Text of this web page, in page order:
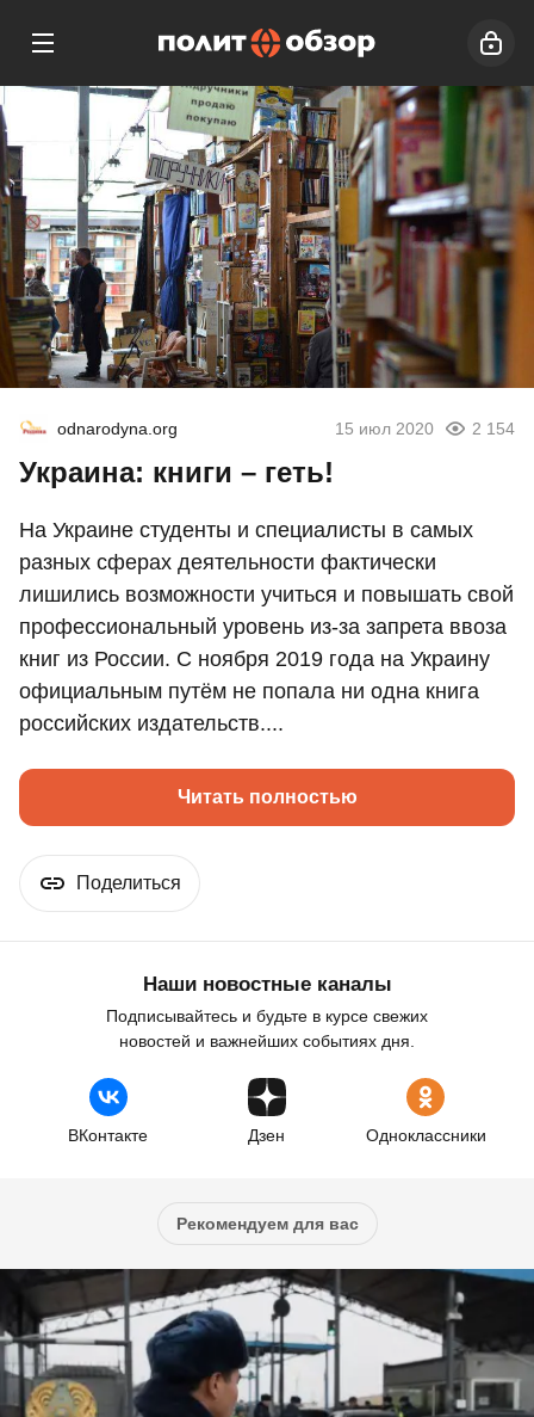
odnarodyna.org 15 июл 2020 2 154
Украина: книги – геть!
На Украине студенты и специалисты в самых
разных сферах деятельности фактически
лишились возможности учиться и повышать свой
профессиональный уровень из-за запрета ввоза
книг из России. С ноября 2019 года на Украину
официальным путём не попала ни одна книга
российских издательств....
Читать полностью
Поделиться
Наши новостные каналы
Подписывайтесь и будьте в курсе свежих
новостей и важнейших событиях дня.
ВКонтакте Дзен Одноклассники
Рекомендуем для вас